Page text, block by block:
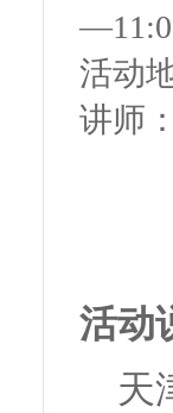
活动
讲师：
活动
天